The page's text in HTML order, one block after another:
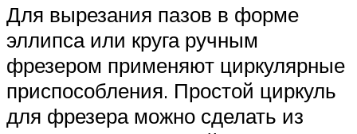
Для вырезания пазов в форме
эллипса или круга ручным
фрезером применяют циркулярные
приспособления. Простой циркуль
для фрезера можно сделать из